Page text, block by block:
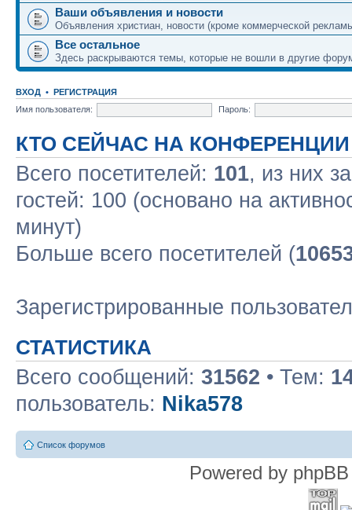
Ваши объявления и новости
Объявления христиан, новости (кроме коммерческой
Все остальное
Здесь раскрываются темы, которые не вошли в другие
ВХОД • РЕГИСТРАЦИЯ
Имя пользователя:
Пароль:
КТО СЕЙЧАС НА КОНФЕРЕНЦИИ
Всего посетителей: 101, из них
гостей: 100 (основано на
минут)
Больше всего посетителей (
Зарегистрированные
СТАТИСТИКА
Всего сообщений: 31562 • Тем:
пользователь: Nika578
Список форумов
Powered by